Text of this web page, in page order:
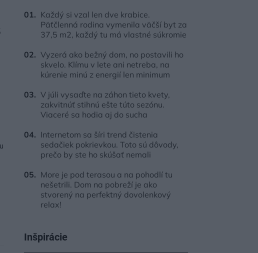
Každý si vzal len dve krabice.
Päťčlenná rodina vymenila väčší byt za
37,5 m2, každý tu má vlastné súkromie
Vyzerá ako bežný dom, no postavili ho
skvelo. Klímu v lete ani netreba, na
kúrenie minú z energií len minimum
V júli vysaďte na záhon tieto kvety,
zakvitnúť stihnú ešte túto sezónu.
Viaceré sa hodia aj do sucha
Internetom sa šíri trend čistenia
sedačiek pokrievkou. Toto sú dôvody,
prečo by ste ho skúšať nemali
More je pod terasou a na pohodlí tu
nešetrili. Dom na pobreží je ako
stvorený na perfektný dovolenkový
relax!
Inšpirácie